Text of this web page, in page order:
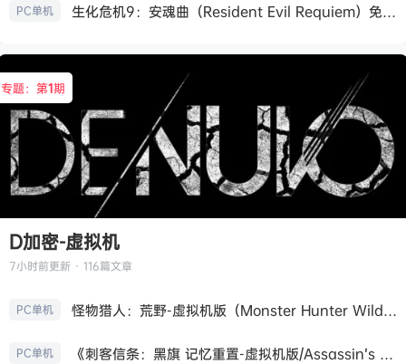
PC单机 生化危机9：安魂曲（Resident Evil Requiem）免安装中文版
专题：第1期
D加密-虚拟机
7小时前更新 · 116篇文章
PC单机 怪物猎人：荒野-虚拟机版（Monster Hunter Wilds HYPERVISOR）免安装中文版
PC单机 《刺客信条：黑旗 记忆重置-虚拟机版/Assassin’s Creed Black Flag Resynced HYPERVISOR》免安装中文版